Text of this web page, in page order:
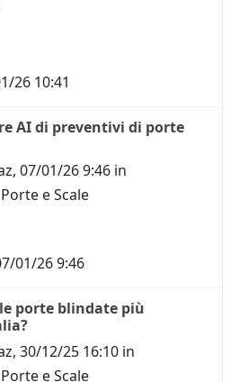
26 10:41
AI di preventivi di porte
, 07/01/26 9:46 in
e Scale
01/26 9:46
porte blindate più
, 30/12/25 16:10 in
e Scale